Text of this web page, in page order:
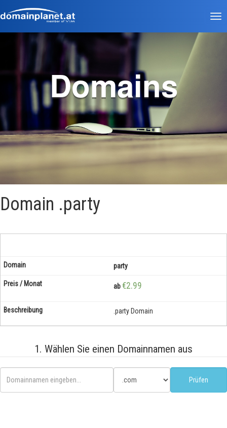
Domains
Domain .party
party
ab€2.99
.party Domain
1. Wählen Sie einen Domainnamen aus